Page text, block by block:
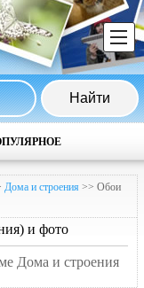
Дома и строения >> Обои
и фото
Дома и строения